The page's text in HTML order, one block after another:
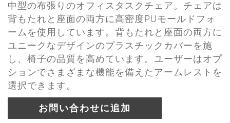
中型の布張りのオフィスタスクチェア。チェアは
背もたれと座面の両方に高密度PUモールドフォ
ームを使用しています。背もたれと座面の両方に
ユニークなデザインのプラスチックカバーを施
し、椅子の品質を高めています。ユーザーはオプ
ションでさまざまな機能を備えたアームレストを
選択できます。
お問い合わせに追加